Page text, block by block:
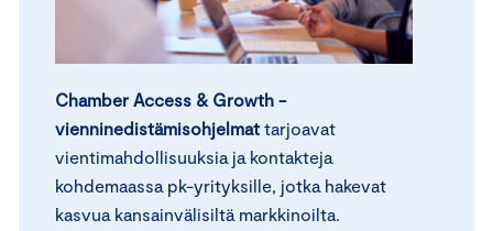
Chamber Access & Growth -
vienninedistämisohjelmat tarjoavat
vientimahdollisuuksia ja kontakteja
kohdemaassa pk-yrityksille, jotka hakevat
kasvua kansainvälisiltä markkinoilta.